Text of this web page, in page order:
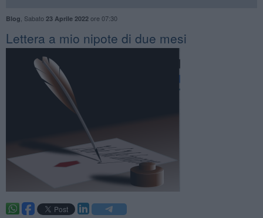
Blog Sabato 23 Aprile 2022ore 07:30
​Lettera a mio nipote di due mesi